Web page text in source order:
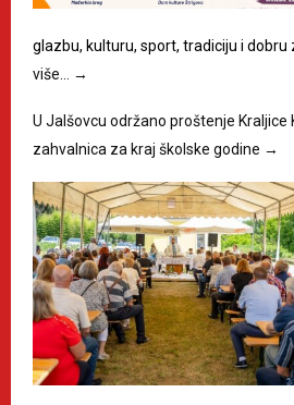
glazbu, kulturu, sport, tradiciju i dobru
više… →
U Jalšovcu održano proštenje Kraljice
zahvalnica za kraj školske godine →